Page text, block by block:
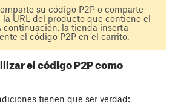
su código P2P o comparte
URL del producto que contiene el
continuación, la tienda inserta
el código P2P en el carrito.
el código P2P como
tienen que ser verdad: